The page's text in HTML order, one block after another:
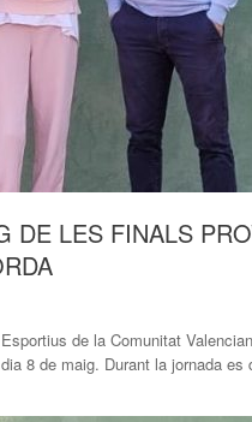
DE LES FINALS
de la Comunitat
8 de maig. Durant la jornada